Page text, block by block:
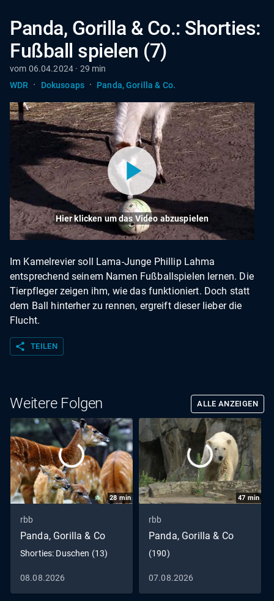
Panda, Gorilla & Co.: Shorties:
Fußball spielen (7)
vom 06.04.2024 · 29 min
WDR
· Dokusoaps · Panda, Gorilla & Co.
Hier klicken um das Video abzuspielen
Im Kamelrevier soll Lama-Junge Phillip Lahma
entsprechend seinem Namen Fußballspielen lernen. Die
Tierpfleger zeigen ihm, wie das funktioniert. Doch statt
dem Ball hinterher zu rennen, ergreift dieser lieber die
Flucht.
share TEILEN
Weitere Folgen ALLE ANZEIGEN
28 min
rbb
Panda, Gorilla & Co
Shorties: Duschen (13)
08.08.2026
47 min
rbb
Panda, Gorilla & Co
(190)
07.08.2026